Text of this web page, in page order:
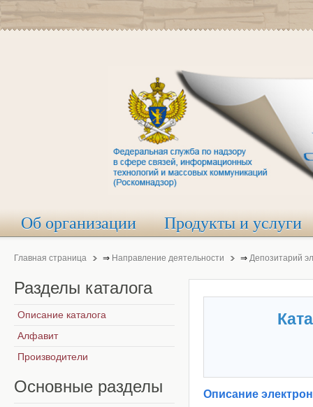
Об организации Продукты и услуги
Главная страница ⇒ Направление деятельности ⇒ Депозитарий
Описание
Разделы каталога
Описание каталога
Алфавит
Производители
Основные разделы